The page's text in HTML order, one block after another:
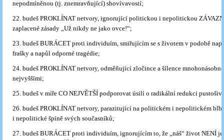
nepodmíněnou (tj. znemravňující) shovívavostí;
22. budeš PROKLÍNAT netvory, ignorující politickou i nepolitickou
zaplacené zásady „Už nikdy ne jako ovce!“;
23. budeš BURÁCET proti individuím, smiřujícím se s životem v podobě
frašky a napůl odporné tragédie;
24. budeš PROKLÍNAT netvory, odměňující zločince a šílence
nejvyššími;
25. budeš v míře CO NEJVĚTŠÍ podporovat úsilí o radikální redukci
26. budeš PROKLÍNAT netvory, parazitující na politickém i nepolitickém
i nepolitické špíně svých současníků;
27. budeš BURÁCET proti individuím, ignorujícím to, že „náš“ život NENÍ